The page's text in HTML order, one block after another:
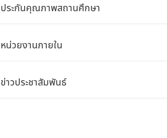
ประกันคุณภาพสถานศึกษา
หน่วยงานภายใน
ข่าวประชาสัมพันธ์